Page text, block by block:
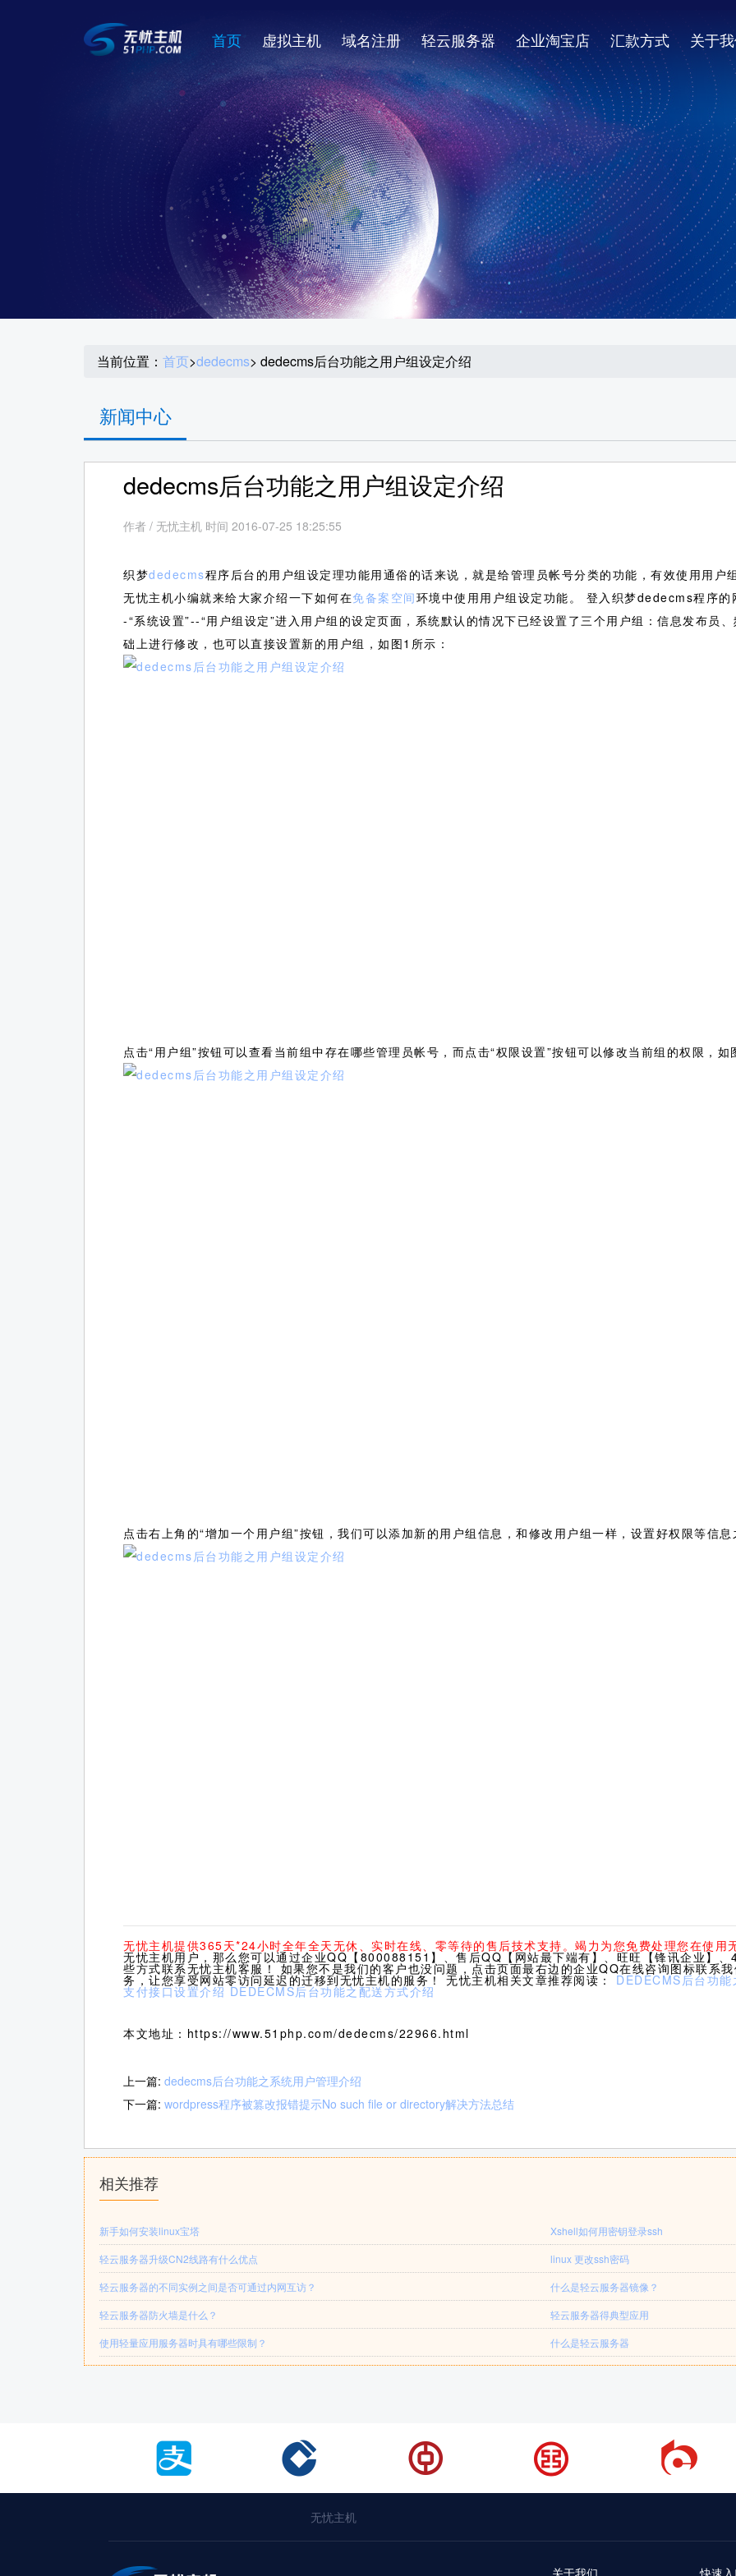
首页 虚拟主机 域名注册 轻云服务器 企业淘宝店 汇款方式 关于
当前位置： 首页>dedecms> dedecms后台功能之用户组设定介绍
新闻中心
dedecms后台功能之用户组设定介绍
作者 / 无忧主机 时间 2016-07-25 18:25:55
织梦dedecms程序后台的用户组设定理功能用通俗的话来说，就是给管理员帐号分类的功能，有效使用用户
无忧主机小编就来给大家介绍一下如何在免备案空间环境中使用用户组设定功能。
登入织梦dedecms程序的
-“系统设置”--“用户组设定”进入用户组的设定页面，系统默认的情况下已经设置了三个用户组：信息发布员
础上进行修改，也可以直接设置新的用户组，如图1所示：
点击“用户组”按钮可以查看当前组中存在哪些管理员帐号，而点击“权限设置”按钮可以修改当前组的权限，如
点击右上角的“增加一个用户组”按钮，我们可以添加新的用户组信息，和修改用户组一样，设置好权限等信
无忧主机提供365天*24小时全年全天无休、实时在线、零等待的售后技术支持。竭力为您免费处理您在使用
无忧主机用户，那么您可以通过企业QQ【800088151】、售后QQ【网站最下端有】、旺旺【锋讯企业】
些方式联系无忧主机客服！ 如果您不是我们的客户也没问题，点击页面最右边的企业QQ在线咨询图标联系
务，让您享受网站零访问延迟的迁移到无忧主机的服务！ 无忧主机相关文章推荐阅读： DEDECMS后台功
支付接口设置介绍 DEDECMS后台功能之配送方式介绍
本文地址：https://www.51php.com/dedecms/22966.html
上一篇: dedecms后台功能之系统用户管理介绍
下一篇: wordpress程序被篡改报错提示No such file or directory解决方法总结
相关推荐
新手如何安装linux宝塔
Xshell如何用密钥登录ssh
轻云服务器升级CN2线路有什么优点
linux 更改ssh密码
轻云服务器的不同实例之间是否可通过内网互访？
什么是轻云服务器镜像？
轻云服务器防火墙是什么？
轻云服务器得典型应用
使用轻量应用服务器时具有哪些限制？
什么是轻云服务器
无忧主机
关于我们 快速入